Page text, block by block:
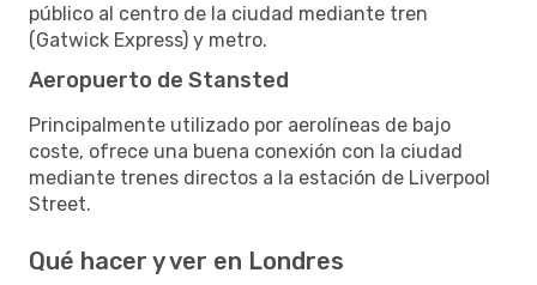
público al centro de la ciudad mediante tren
(Gatwick Express) y metro.
Aeropuerto de Stansted
Principalmente utilizado por aerolíneas de bajo
coste, ofrece una buena conexión con la ciudad
mediante trenes directos a la estación de Liverpool
Street.
Qué hacer y ver en Londres